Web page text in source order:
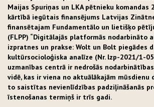
Maijas Spuriņas un LKA pētnieku komandas
kārtībā iegūtais finansējums Latvijas
finansētajam Fundamentālo un lietišķo
(FLPP) “Digitālajās platformās nodarbināto
izpratnes un prakse: Wolt un Bolt piegādes
kultūrsocioloģiska analīze (Nr. lzp-2021/1-
uzmanības centrā ir nedrošās
vidē, kas ir viena no aktuālākajām mūsdienu
to saistītas nevienlīdzības padziļināšanās
īstenošanas termiņš ir trīs gadi.